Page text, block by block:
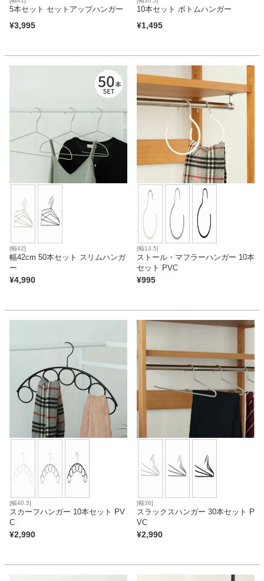
5本セット セットアップハンガー
¥3,995
10本セット ボトムハンガー
¥1,495
[幅42]
幅42cm 50本セット スリムハンガ
ー
¥4,990
[幅13.5]
ストール・マフラーハンガー 10本
セット PVC
¥995
[幅40.5]
スカーフハンガー 10本セット PV
C
¥2,990
[幅36]
スラックスハンガー 30本セット P
VC
¥2,990